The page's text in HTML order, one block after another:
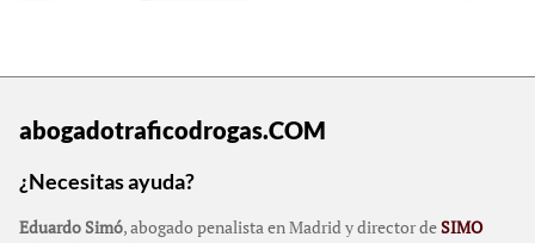
abogadotraficodrogas.COM
¿Necesitas ayuda?
Eduardo Simó, abogado penalista en Madrid y director deSIMO